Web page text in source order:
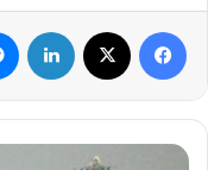
فيسبوك
عاجل-